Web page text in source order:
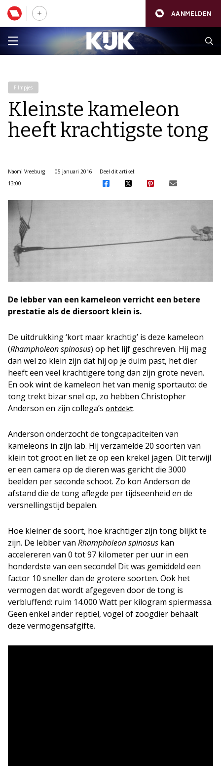
AANMELDEN
Filmpjes
Kleinste kameleon
heeft krachtigste tong
Naomi Vreeburg
05 januari 2016
13:00
Deel dit artikel:
De lebber van een kameleon verricht een betere
prestatie als de diersoort klein is.
De uitdrukking ‘kort maar krachtig’ is deze kameleon
(Rhampholeon spinosus) op het lijf geschreven. Hij mag
dan wel zo klein zijn dat hij op je duim past, het dier
heeft een veel krachtigere tong dan zijn grote neven.
En ook wint de kameleon het van menig sportauto: de
tong trekt bizar snel op, zo hebben Christopher
Anderson en zijn collega’s ontdekt.
Anderson onderzocht de tongcapaciteiten van
kameleons in zijn lab. Hij verzamelde 20 soorten van
klein tot groot en liet ze op een krekel jagen. Dit terwijl
er een camera op de dieren was gericht die 3000
beelden per seconde schoot. Zo kon Anderson de
afstand die de tong aflegde per tijdseenheid en de
versnellingstijd bepalen.
Hoe kleiner de soort, hoe krachtiger zijn tong blijkt te
zijn. De lebber van Rhampholeon spinosus kan
accelereren van 0 tot 97 kilometer per uur in een
honderdste van een seconde! Dit was gemiddeld een
factor 10 sneller dan de grotere soorten. Ook het
vermogen dat wordt afgegeven door de tong is
verbluffend: ruim 14.000 Watt per kilogram spiermassa.
Geen enkel ander reptiel, vogel of zoogdier behaalt
deze vermogensafgifte.